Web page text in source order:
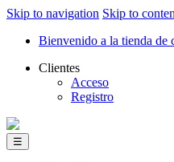
Skip to navigation Skip to
Bienvenido a la tienda de
Clientes
Acceso
Registro
☰